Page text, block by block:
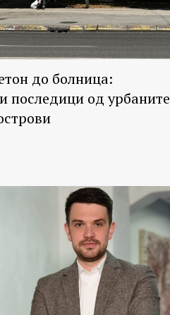
до болница:
последици од урбаните